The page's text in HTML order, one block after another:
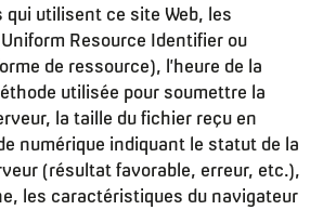
utilisent ce site Web, les
Resource Identifier ou
de ressource), l’heure de la
utilisée pour soumettre la
la taille du fichier reçu en
numérique indiquant le statut de la
(résultat favorable, erreur, etc.),
les caractéristiques du navigateur